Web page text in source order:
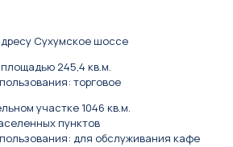
Сухумское шоссе
245,4 кв.м.
торговое
участке 1046 кв.м.
пунктов
для обслуживания кафе